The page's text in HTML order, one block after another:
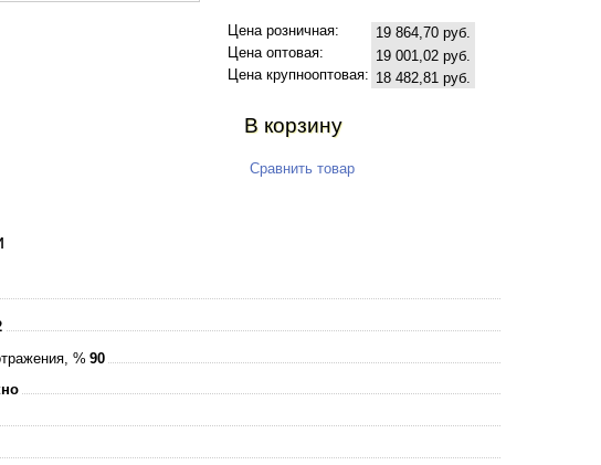
Цена розничная:
19 864,70 руб.
Цена оптовая:
19 001,02 руб.
Цена крупнооптовая: 18 482,81 руб.
В корзину
Сравнить товар
% 90